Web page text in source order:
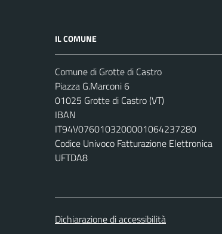
IL COMUNE
Comune di Grotte di Castro
Piazza G.Marconi 6
01025 Grotte di Castro (VT)
IBAN
IT94V0760103200001064237280
Codice Univoco Fatturazione Elettronica
UFTDA8
Dichiarazione di accessibilità